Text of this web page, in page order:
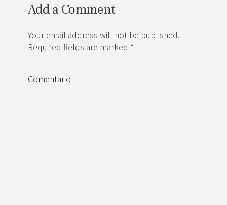
Add a Comment
Your email address will not be published.
Required fields are marked *
Comentario